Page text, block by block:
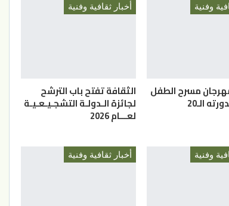
وفنية
مسرح الطفل
الـ20
أخبار ثقافية وفنية
الثقافة تفتح باب الترشح
لجائزة الـدولـة التشجـيـعـيـة
لعـــام 2026
وفنية أخبار ثقافية وفنية